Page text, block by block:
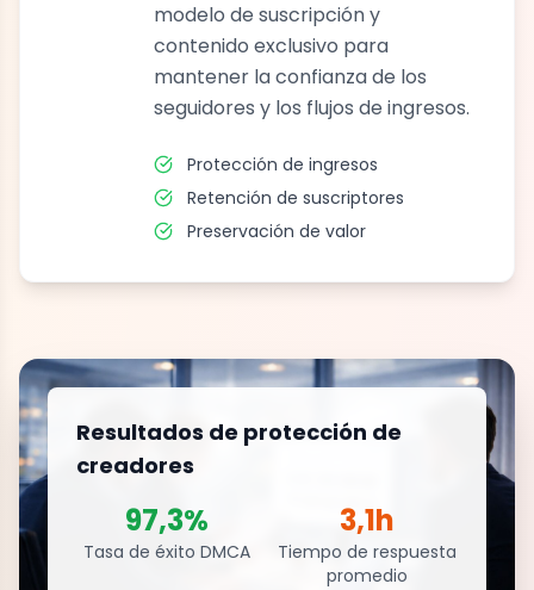
modelo de suscripción y
contenido exclusivo para
mantener la confianza de los
seguidores y los flujos de ingresos.
Protección de ingresos
Retención de suscriptores
Preservación de valor
Resultados de protección de
creadores
97,3%
Tasa de éxito DMCA
3,1h
Tiempo de respuesta
promedio